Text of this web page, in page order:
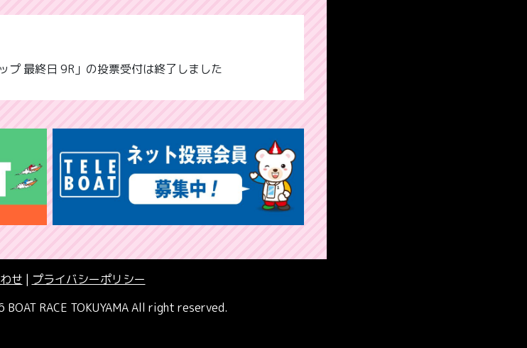
プ 最終日 9R」の投票受付は終了しました
せ | プライバシーポリシー
RACE TOKUYAMA All right reserved.